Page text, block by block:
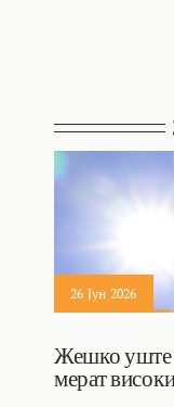
26 Јун 2026
Жешко уште
мерат